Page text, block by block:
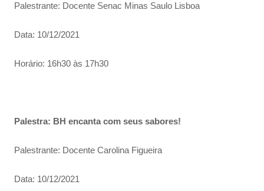
Palestrante: Docente Senac Minas Saulo Lisboa
Data: 10/12/2021
Horário: 16h30 às 17h30
Palestra: BH encanta com seus sabores!
Palestrante: Docente Carolina Figueira
Data: 10/12/2021